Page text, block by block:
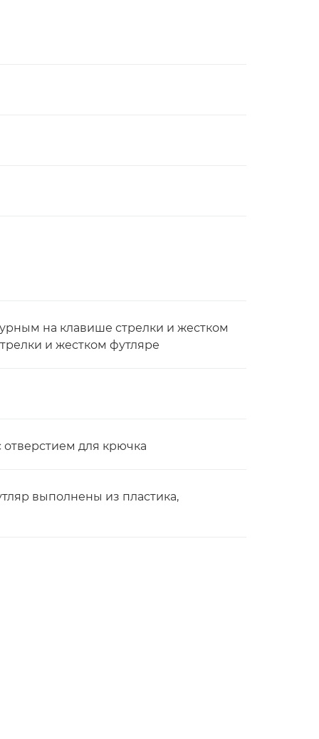
на клавише стрелки и жестком
и жестком футляре
отверстием для крючка
выполнены из пластика,